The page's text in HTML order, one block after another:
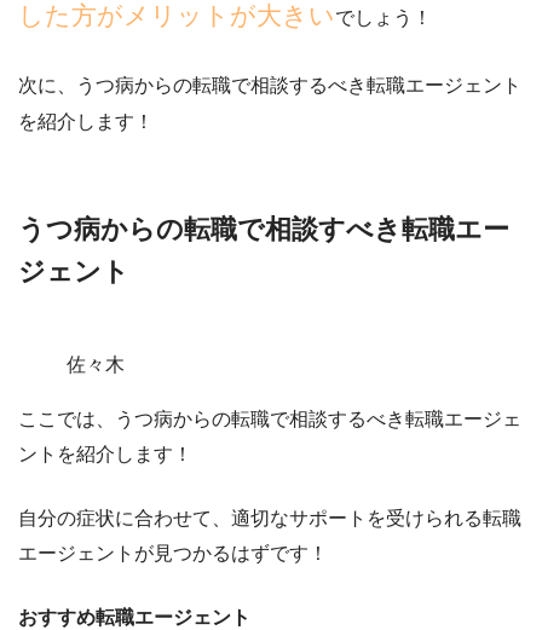
した方がメリットが大きいでしょう！
次に、うつ病からの転職で相談するべき転職エージェント
を紹介します！
うつ病からの転職で相談すべき転職エー
ジェント
佐々木
ここでは、うつ病からの転職で相談するべき転職エージェ
ントを紹介します！
自分の症状に合わせて、適切なサポートを受けられる転職
エージェントが見つかるはずです！
おすすめ転職エージェント